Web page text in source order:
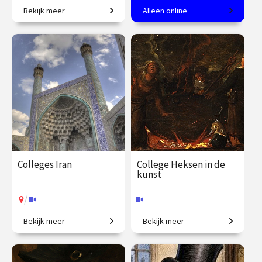
Wat betekent ethische
verantwoordelijkheid in een
tijd van technologische
innovatie?
€ 345.00
vanaf 22
sep.
/ Op locatie of online
Bekijk meer
Hoogtij van de kunst in de
Lage Landen.
€ 217.00
vanaf 22
sep.
Online
Alleen online
Colleges Iran
/
Van Persepolis tot het
moderne Teheran.
Bekijk meer
College Heksen in de
kunst
De zondebok op een bezem.
Bekijk meer